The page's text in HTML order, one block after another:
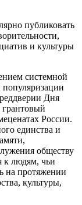
публиковать
и культуры
системной
Дня
грантовый
России.
единства и
обществу
к людям, чьи
на протяжении
культуры,